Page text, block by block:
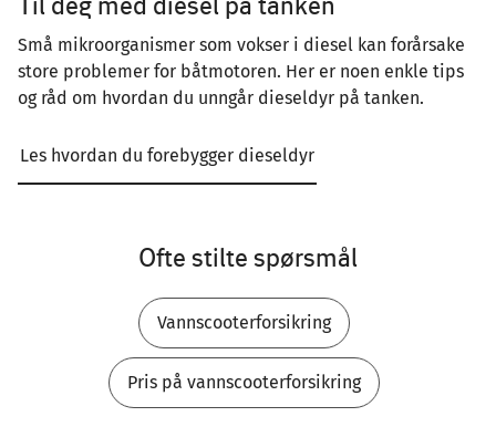
Små mikroorganismer som vokser i diesel kan forårsake
store problemer for båtmotoren. Her er noen enkle tips
og råd om hvordan du unngår dieseldyr på tanken.
Les hvordan du forebygger dieseldyr
Ofte stilte spørsmål
Vannscooterforsikring
Pris på vannscooterforsikring